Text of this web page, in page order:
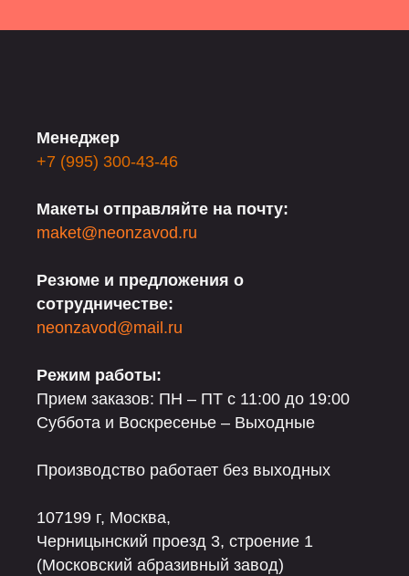
Менеджер
+7 (995) 300-43-46
Макеты отправляйте на почту:
maket@neonzavod.ru
Резюме и предложения о
сотрудничестве:
neonzavod@mail.ru
Режим работы:
Прием заказов: ПН – ПТ с 11:00 до 19:00
Суббота и Воскресенье – Выходные
Производство работает без выходных
107199 г, Москва,
Черницынский проезд 3, строение 1
(Московский абразивный завод)